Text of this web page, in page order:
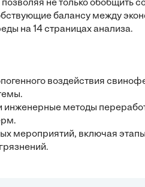
не только обобщить
балансу между
на 14 страницах анализа.
воздействия
методы
мероприятий, включая